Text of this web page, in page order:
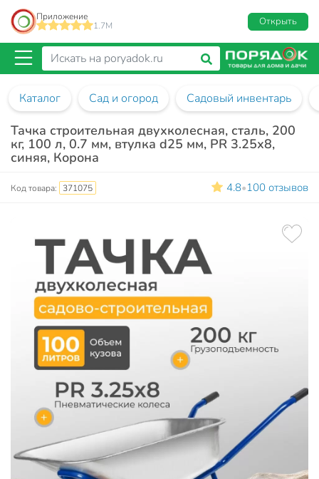
Приложение
1.7M
Открыть
Каталог Сад и огород Садовый инвентарь
Тачка строительная двухколесная, сталь, 200
кг, 100 л, 0.7 мм, втулка d25 мм, PR 3.25х8,
синяя, Корона
Код товара: 371075 4.8•100 отзывов